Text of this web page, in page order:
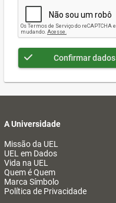
Confirmar dados
A Universidade
Missão da UEL
UEL em Dados
Vida na UEL
Quem é Quem
Marca Símbolo
Política de Privacidade